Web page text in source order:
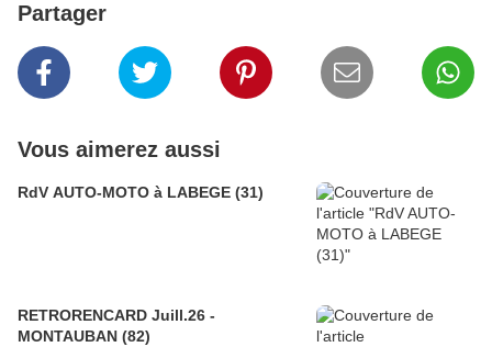
Partager
Vous aimerez aussi
RdV AUTO-MOTO à LABEGE (31)
RETRORENCARD Juill.26 -
MONTAUBAN (82)